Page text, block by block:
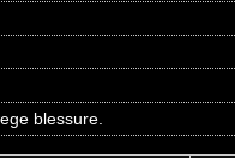
blessure.